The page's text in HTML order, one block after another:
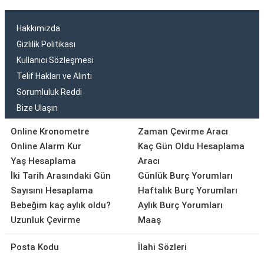
Hakkımızda
Gizlilik Politikası
Kullanıcı Sözleşmesi
Telif Hakları ve Alıntı
Sorumluluk Reddi
Bize Ulaşın
Online Kronometre
Online Alarm Kur
Yaş Hesaplama
İki Tarih Arasındaki Gün
Sayısını Hesaplama
Bebeğim kaç aylık oldu?
Uzunluk Çevirme
Zaman Çevirme Aracı
Kaç Gün Oldu Hesaplama
Aracı
Günlük Burç Yorumları
Haftalık Burç Yorumları
Aylık Burç Yorumları
Maaş
Posta Kodu
İlahi Sözleri